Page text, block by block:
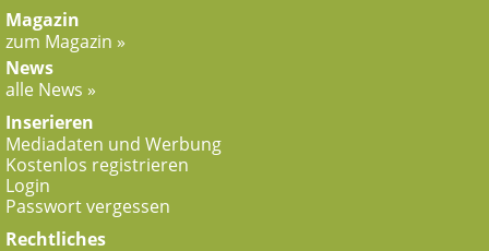
Magazin
zum Magazin »
News
alle News »
Inserieren
Mediadaten und Werbung
Kostenlos registrieren
Login
Passwort vergessen
Rechtliches